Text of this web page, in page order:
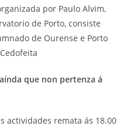
por Paulo Alvim,
de Porto, consiste
de Ourense e Porto
que non pertenza á
actividades remata ás 18.00